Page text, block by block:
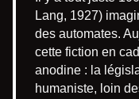
Lang, 1927)
des automates.
cette fiction en
anodine : la
humaniste, loin